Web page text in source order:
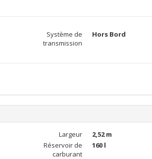
Système de
transmission
Hors Bord
Largeur
2,52 m
Réservoir de
carburant
160 l